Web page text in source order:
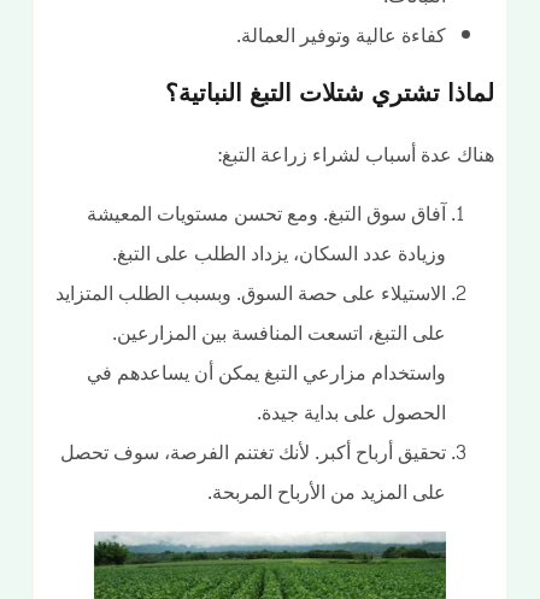
كفاءة عالية وتوفير العمالة.
تشتري شتلات التبغ النباتية؟
عدة أسباب لشراء زراعة التبغ:
آفاق سوق التبغ. ومع تحسن مستويات المعيشة
وزيادة عدد السكان، يزداد الطلب على التبغ.
الاستيلاء على حصة السوق. وبسبب الطلب المتزايد
على التبغ، اتسعت المنافسة بين المزارعين.
واستخدام مزارعي التبغ يمكن أن يساعدهم في
الحصول على بداية جيدة.
تحقيق أرباح أكبر. لأنك تغتنم الفرصة، سوف تحصل
على المزيد من الأرباح المربحة.